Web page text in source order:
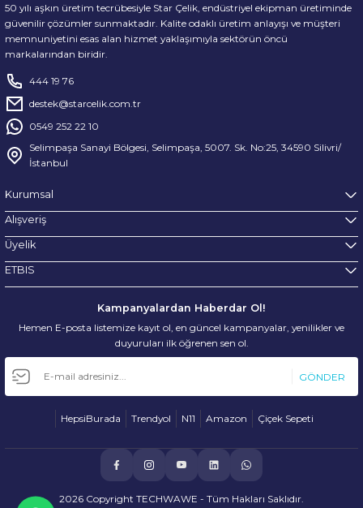
50 yılı aşkın üretim tecrübesiyle Star Çelik, endüstriyel ekipman üretiminde
güvenilir çözümler sunmaktadır. Kalite odaklı üretim anlayışı ve müşteri
memnuniyetini esas alan hizmet yaklaşımıyla sektörün öncü
markalarından biridir.
444 19 76
destek@starcelik.com.tr
0549 252 22 10
Selimpaşa Sanayi Bölgesi, Selimpaşa, 5007. Sk. No:25, 34590 Silivri/
İstanbul
Kurumsal
Alışveriş
Üyelik
ETBIS
Kampanyalardan Haberdar Ol!
Hemen E-posta listemize kayıt ol, en güncel kampanyalar, yenilikler ve
duyuruları ilk öğrenen sen ol.
GÖNDER
HepsiBurada Trendyol N11 Amazon Çiçek Sepeti
2026 Copyright TECHWAWE - Tüm Hakları Saklıdır.